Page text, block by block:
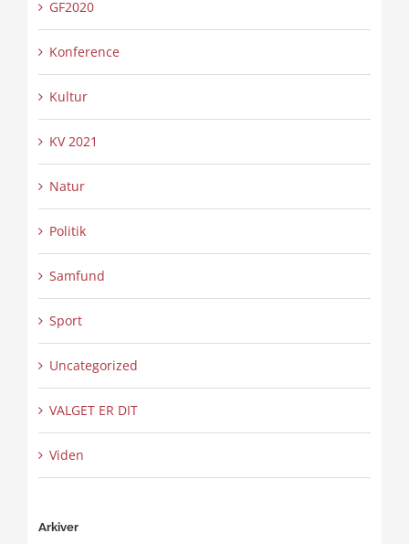
GF2020
Konference
Kultur
KV 2021
Natur
Politik
Samfund
Sport
Uncategorized
VALGET ER DIT
Viden
Arkiver